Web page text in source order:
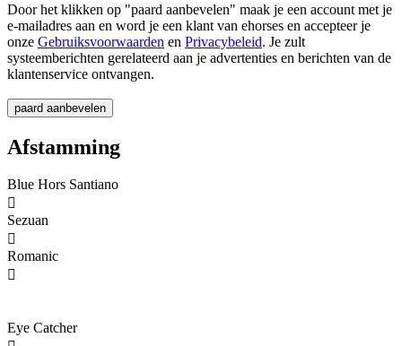
Door het klikken op "paard aanbevelen" maak je een account met je
e-mailadres aan en word je een klant van ehorses en accepteer je
onze Gebruiksvoorwaarden en Privacybeleid. Je zult
systeemberichten gerelateerd aan je advertenties en berichten van de
klantenservice ontvangen.
Afstamming
Blue Hors Santiano

Sezuan

Romanic

Eye Catcher